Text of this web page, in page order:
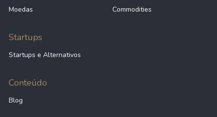
Moedas
Commodities
Startups
Startups e Alternativos
Conteúdo
Blog